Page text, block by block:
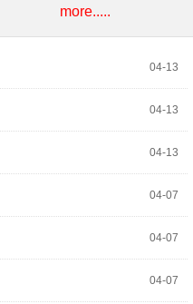
more.....
04-13
04-13
04-13
04-07
04-07
04-07